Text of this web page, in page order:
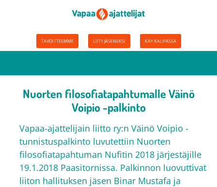
TAVOITTEEMME LIITY JÄSENEKSI KÄY KAUPASSA
Nuorten filosofiatapahtumalle Väinö
Voipio -palkinto
Vapaa-ajattelijain liitto ry:n Väinö Voipio -
tunnistuspalkinto luvutettiin Nuorten
filosofiatapahtuman Nufitin 2018 järjestäjille
19.1.2018 Paasitornissa. Palkinnon luovuttivat
liiton hallituksen jäsen Binar Mustafa ja